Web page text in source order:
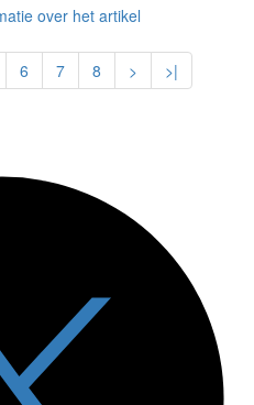
over het artikel
6 7 8 > >|